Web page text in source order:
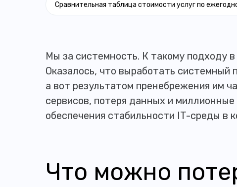
Сравнительная таблица стоимости услуг по
Мы за системность. К такому подходу
Оказалось, что выработать
а вот результатом пренебрежения им
сервисов, потеря данных и
обеспечения стабильности IT-среды в
Что можно